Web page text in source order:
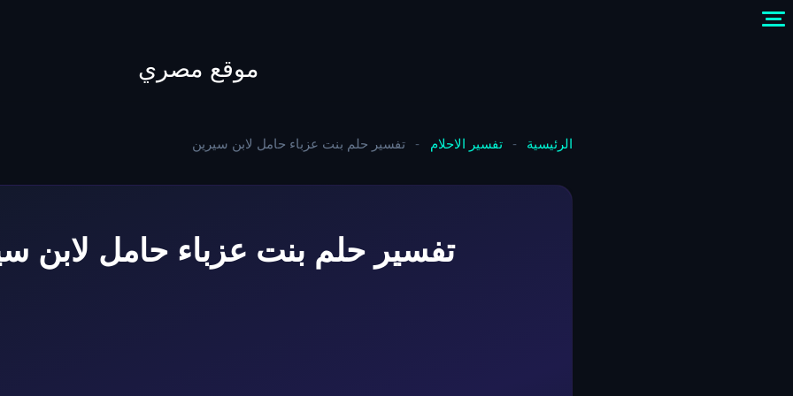
موقع مصري
الرئيسية - تفسير الاحلام - تفسير حلم بنت عزباء حامل لابن سيرين
تفسير حلم بنت عزباء حامل لابن